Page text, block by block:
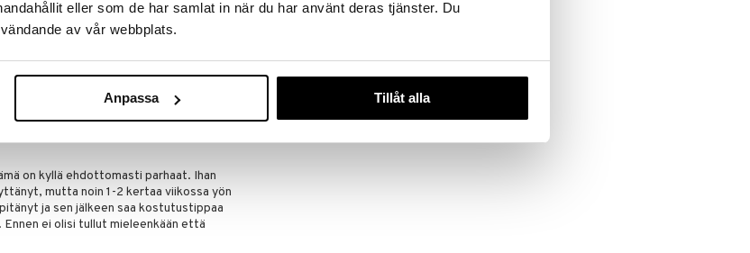
eller som de har samlat in när du har använt deras tjänster. Du
av vår webbplats.
Anpassa Tillåt alla
on kyllä ehdottomasti parhaat. Ihan
mutta noin 1-2 kertaa viikossa yön
ja sen jälkeen saa kostutustippaa
ei olisi tullut mieleenkään että